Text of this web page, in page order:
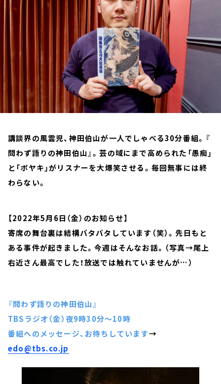
講談界の風雲児、神田伯山が一人でしゃべる30分番組。『
問わず語りの神田伯山』。芸の域にまで高められた「愚痴」
と「ボヤキ」がリスナーを大爆笑させる。毎回無事には終
わらない。
【2022年5月6日（金）のお知らせ】
寄席の舞台裏は結構バタバタしています（笑）。先日もと
ある事件が起きました。今週はそんなお話。（写真→尾上
右近さん最高でした！放送では触れていませんが…）
『問わず語りの神田伯山』
TBSラジオ（金）夜9時30分～10時
番組へのメッセージ、お待ちしています→
edo@tbs.co.jp